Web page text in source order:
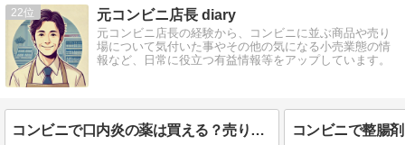
22 元コンビニ店長 diary
元コンビニ店長の経験から、コンビニに並ぶ商品や売り
場について気付いた事やその他の気になる小売業態の情
報など、日常に役立つ有益情報等をアップしています。
コンビニで口内炎の薬は買える？売り場・販売時間・市販薬の選び方【2026年】